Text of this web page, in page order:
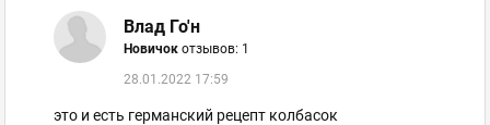
Влад Го'н
Новичок отзывов: 1
28.01.2022 17:59
это и есть германский рецепт колбасок